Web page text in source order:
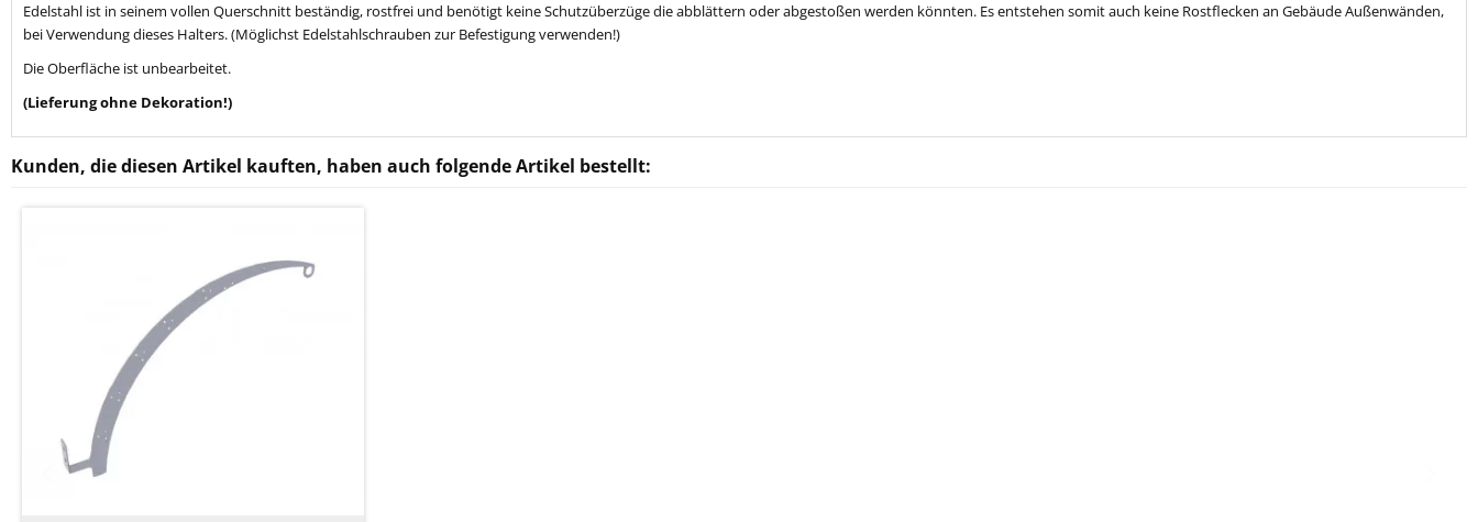
Edelstahl ist in seinem vollen Querschnitt beständig, rostfrei und benötigt keine Schutzüberzüge die abblättern oder abgestoßen werden könnten. Es entstehen somit auch keine Rostflecken an Gebäude Außenwänden,
bei Verwendung dieses Halters. (Möglichst Edelstahlschrauben zur Befestigung verwenden!)
Die Oberfläche ist unbearbeitet.
(Lieferung ohne Dekoration!)
Kunden, die diesen Artikel kauften, haben auch folgende Artikel bestellt: